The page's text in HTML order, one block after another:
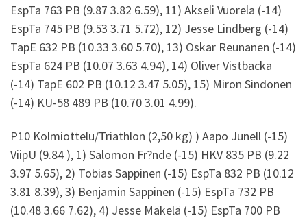
EspTa 763 PB (9.87 3.82 6.59), 11) Akseli Vuorela (-14)
EspTa 745 PB (9.53 3.71 5.72), 12) Jesse Lindberg (-14)
TapE 632 PB (10.33 3.60 5.70), 13) Oskar Reunanen (-14)
EspTa 624 PB (10.07 3.63 4.94), 14) Oliver Vistbacka
(-14) TapE 602 PB (10.12 3.47 5.05), 15) Miron Sindonen
(-14) KU-58 489 PB (10.70 3.01 4.99).
P10 Kolmiottelu/Triathlon (2,50 kg) ) Aapo Junell (-15)
ViipU (9.84 ), 1) Salomon Fr?nde (-15) HKV 835 PB (9.22
3.97 5.65), 2) Tobias Sappinen (-15) EspTa 832 PB (10.12
3.81 8.39), 3) Benjamin Sappinen (-15) EspTa 732 PB
(10.48 3.66 7.62), 4) Jesse Mäkelä (-15) EspTa 700 PB